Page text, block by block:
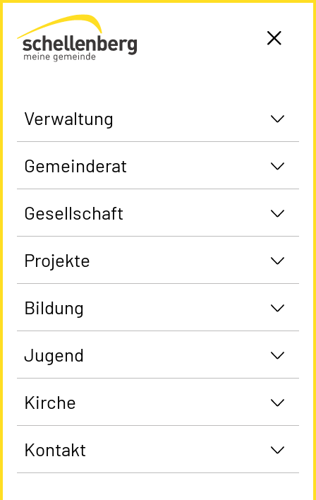
Gemeinde Schellenberg Startseite
Verwaltung
Gemeinderat
Gesellschaft
Projekte
Bildung
Jugend
Kirche
Kontakt